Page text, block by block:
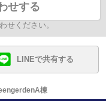
せする
せください。
LINEで共有する
棟